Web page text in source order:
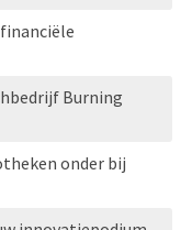
Burning
onder bij